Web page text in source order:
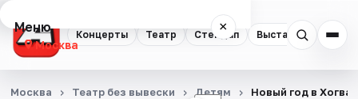
Концерты Театр Стендап Выставки
Меню ×
Москва
Концерты
Москва Театр без вывески Детям Новый год в